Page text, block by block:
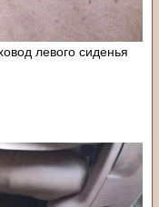
левого сиденья